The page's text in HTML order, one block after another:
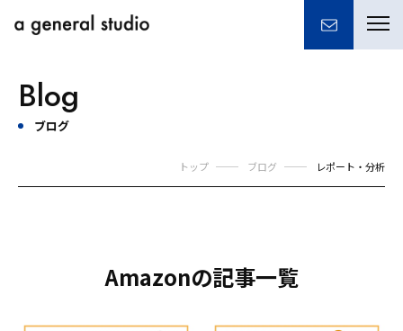
Blog
ブログ
トップ ブログ レポート・分析
Amazonの記事一覧